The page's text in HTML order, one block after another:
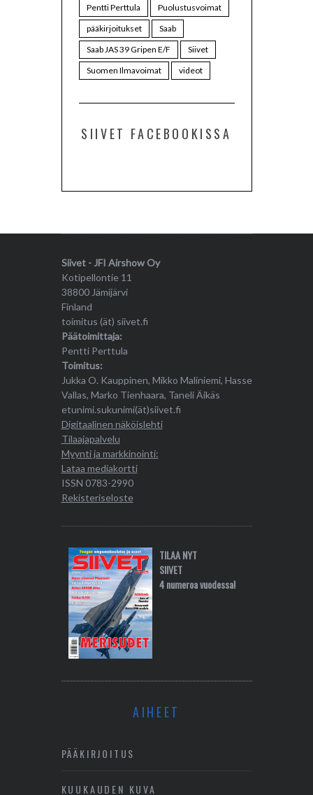
Pentti Perttula
Puolustusvoimat
pääkirjoitukset
Saab
Saab JAS 39 Gripen E/F
Siivet
Suomen Ilmavoimat
videot
SIIVET FACEBOOKISSA
Siivet - JFI Airshow Oy
Kotipellontie 11
38800 Jämijärvi
Finland
toimitus (ät) siivet.fi
Päätoimittaja:
Pentti Perttula
Toimitus:
Jukka O. Kauppinen, Mikko Maliniemi, Hasse
Vallas, Marko Tienhaara, Taneli Äikäs
etunimi.sukunimi(ät)siivet.fi
Digitaalinen näköislehti
Tilaajapalvelu
Myynti ja markkinointi:
Lataa mediakortti
ISSN 0783-2990
Rekisteriseloste
TILAA NYT
SIIVET
4 numeroa vuodessa!
AIHEET
PÄÄKIRJOITUS
KUUKAUDEN KUVA